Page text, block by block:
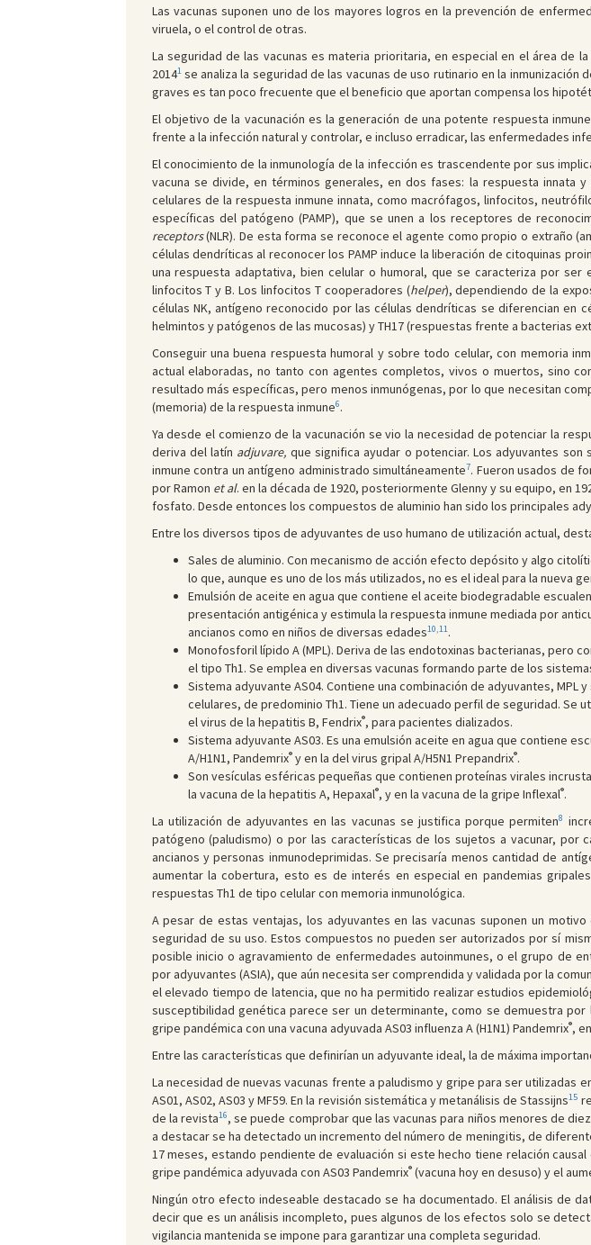
Las vacunas suponen uno de los mayores logros en la prevención de
viruela, o el control de otras.
La seguridad de las vacunas es materia prioritaria, en especial en el área de
20141se analiza la seguridad de las vacunas de uso rutinario en la inmunización
graves es tan poco frecuente que el beneficio que aportan compensa los
El objetivo de la vacunación es la generación de una potente respuesta
frente a la infección natural y controlar, e incluso erradicar, las enfermedades
El conocimiento de la inmunología de la infección es trascendente por sus
vacuna se divide, en términos generales, en dos fases: la respuesta innata y
celulares de la respuesta inmune innata, como macrófagos, linfocitos,
específicas del patógeno (PAMP), que se unen a los receptores de
receptors(NLR). De esta forma se reconoce el agente como propio o extraño
células dendríticas al reconocer los PAMP induce la liberación de citoquinas
una respuesta adaptativa, bien celular o humoral, que se caracteriza por
linfocitos T y B. Los linfocitos T cooperadores (helper), dependiendo de la
células NK, antígeno reconocido por las células dendríticas se diferencian en
helmintos y patógenos de las mucosas) y TH17 (respuestas frente a bacterias
Conseguir una buena respuesta humoral y sobre todo celular, con memoria
actual elaboradas, no tanto con agentes completos, vivos o muertos, sino
resultado más específicas, pero menos inmunógenas, por lo que necesitan
(memoria) de la respuesta inmune6.
Ya desde el comienzo de la vacunación se vio la necesidad de potenciar la
deriva del latín adjuvare, que significa ayudar o potenciar. Los adyuvantes
inmune contra un antígeno administrado simultáneamente7. Fueron usados de
por Ramon et al. en la década de 1920, posteriormente Glenny y su equipo, en
fosfato. Desde entonces los compuestos de aluminio han sido los principales
Entre los diversos tipos de adyuvantes de uso humano de utilización actual,
Sales de aluminio. Con mecanismo de acción efecto depósito y algo
lo que, aunque es uno de los más utilizados, no es el ideal para la nueva
Emulsión de aceite en agua que contiene el aceite biodegradable
presentación antigénica y estimula la respuesta inmune mediada por
ancianos como en niños de diversas edades10,11.
Monofosforil lípido A (MPL). Deriva de las endotoxinas bacterianas, pero
el tipo Th1. Se emplea en diversas vacunas formando parte de los
Sistema adyuvante AS04. Contiene una combinación de adyuvantes,
celulares, de predominio Th1. Tiene un adecuado perfil de seguridad. Se
el virus de la hepatitis B, Fendrix®, para pacientes dializados.
Sistema adyuvante AS03. Es una emulsión aceite en agua que contiene
A/H1N1, Pandemrix®y en la del virus gripal A/H5N1 Prepandrix®.
Son vesículas esféricas pequeñas que contienen proteínas virales
la vacuna de la hepatitis A, Hepaxal®, y en la vacuna de la gripe Inflexal®.
La utilización de adyuvantes en las vacunas se justifica porque permiten8
patógeno (paludismo) o por las características de los sujetos a vacunar, por
ancianos y personas inmunodeprimidas. Se precisaría menos cantidad de
aumentar la cobertura, esto es de interés en especial en pandemias
respuestas Th1 de tipo celular con memoria inmunológica.
A pesar de estas ventajas, los adyuvantes en las vacunas suponen un
seguridad de su uso. Estos compuestos no pueden ser autorizados por sí
posible inicio o agravamiento de enfermedades autoinmunes, o el grupo de
por adyuvantes (ASIA), que aún necesita ser comprendida y validada por la
el elevado tiempo de latencia, que no ha permitido realizar estudios
susceptibilidad genética parece ser un determinante, como se demuestra
gripe pandémica con una vacuna adyuvada AS03 influenza A (H1N1) Pandemrix®,
Entre las características que definirían un adyuvante ideal, la de máxima
La necesidad de nuevas vacunas frente a paludismo y gripe para ser utilizadas
AS01, AS02, AS03 y MF59. En la revisión sistemática y metanálisis de Stassijns15
de la revista16, se puede comprobar que las vacunas para niños menores de
a destacar se ha detectado un incremento del número de meningitis, de
17 meses, estando pendiente de evaluación si este hecho tiene relación
gripe pandémica adyuvada con AS03 Pandemrix®(vacuna hoy en desuso) y el
Ningún otro efecto indeseable destacado se ha documentado. El análisis de
decir que es un análisis incompleto, pues algunos de los efectos solo se
vigilancia mantenida se impone para garantizar una completa seguridad.